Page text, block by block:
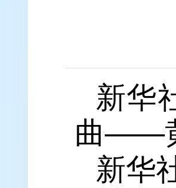
新华
曲——
新华